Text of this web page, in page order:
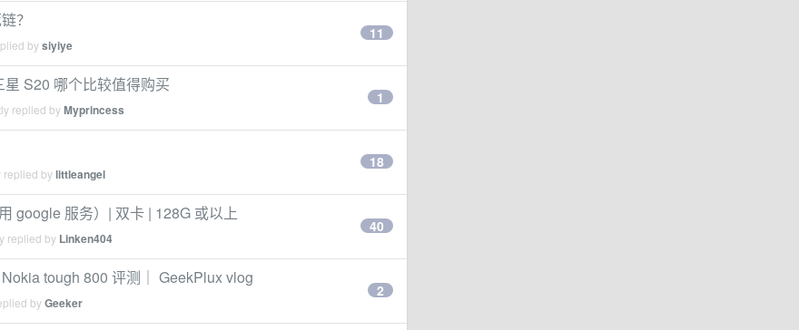
？
bysiyiye
11
S20 哪个比较值得购买
replied byMyprincess
1
replied bylittleangel
18
google 服务）| 双卡 | 128G 或以上
replied by Linken404
40
tough 800 评测｜ GeekPlux vlog
byGeeker
2